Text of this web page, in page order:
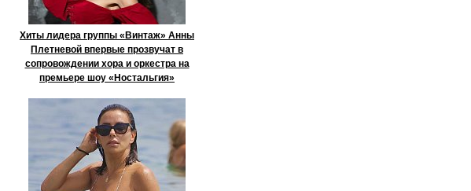
Хиты лидера группы «Винтаж» Анны
Плетневой впервые прозвучат в
сопровождении хора и оркестра на
премьере шоу «Ностальгия»